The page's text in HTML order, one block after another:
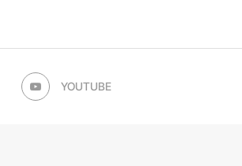
YOUTUBE